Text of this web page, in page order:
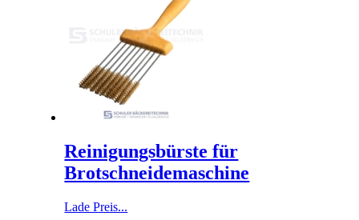
Reinigungsbürste für
Brotschneidemaschine
Lade Preis...